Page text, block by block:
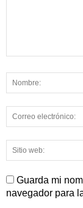
Guarda mi
navegador para